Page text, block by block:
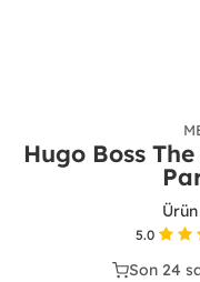
Hugo Boss
5.0
Son 24